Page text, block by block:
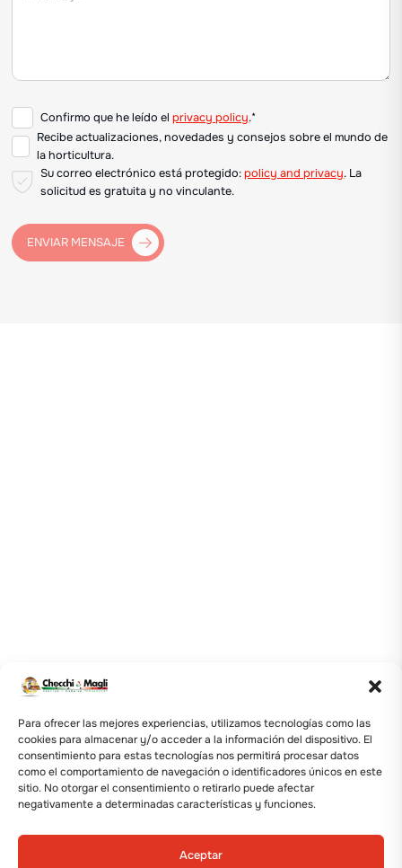
Para ofrecer las mejores experiencias, utilizamos tecnologías como las
cookies para almacenar y/o acceder a la información del dispositivo. El
consentimiento para estas tecnologías nos permitirá procesar datos
como el comportamiento de navegación o identificadores únicos en este
sitio. No otorgar el consentimiento o retirarlo puede afectar
negativamente a determinadas características y funciones.
Aceptar
Confirmo que he leído elprivacy policy.*
Recibe actualizaciones, novedades y consejos sobre el mundo de
la horticultura.
Su correo electrónico está protegido:policy and privacy. La
solicitud es gratuita y no vinculante.
ENVIAR MENSAJE